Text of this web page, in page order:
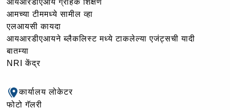
आयआरडीएआय ग्राहक शिक्षण
आमच्या टीममध्ये सामील व्हा
एलआयसी कायदा
आयआरडीएआयने ब्लैकलिस्ट मध्ये टाकलेल्या एजंट्सची यादी
बातम्या
NRI केंद्र
कार्यालय लोकेटर
फोटो गॅलरी